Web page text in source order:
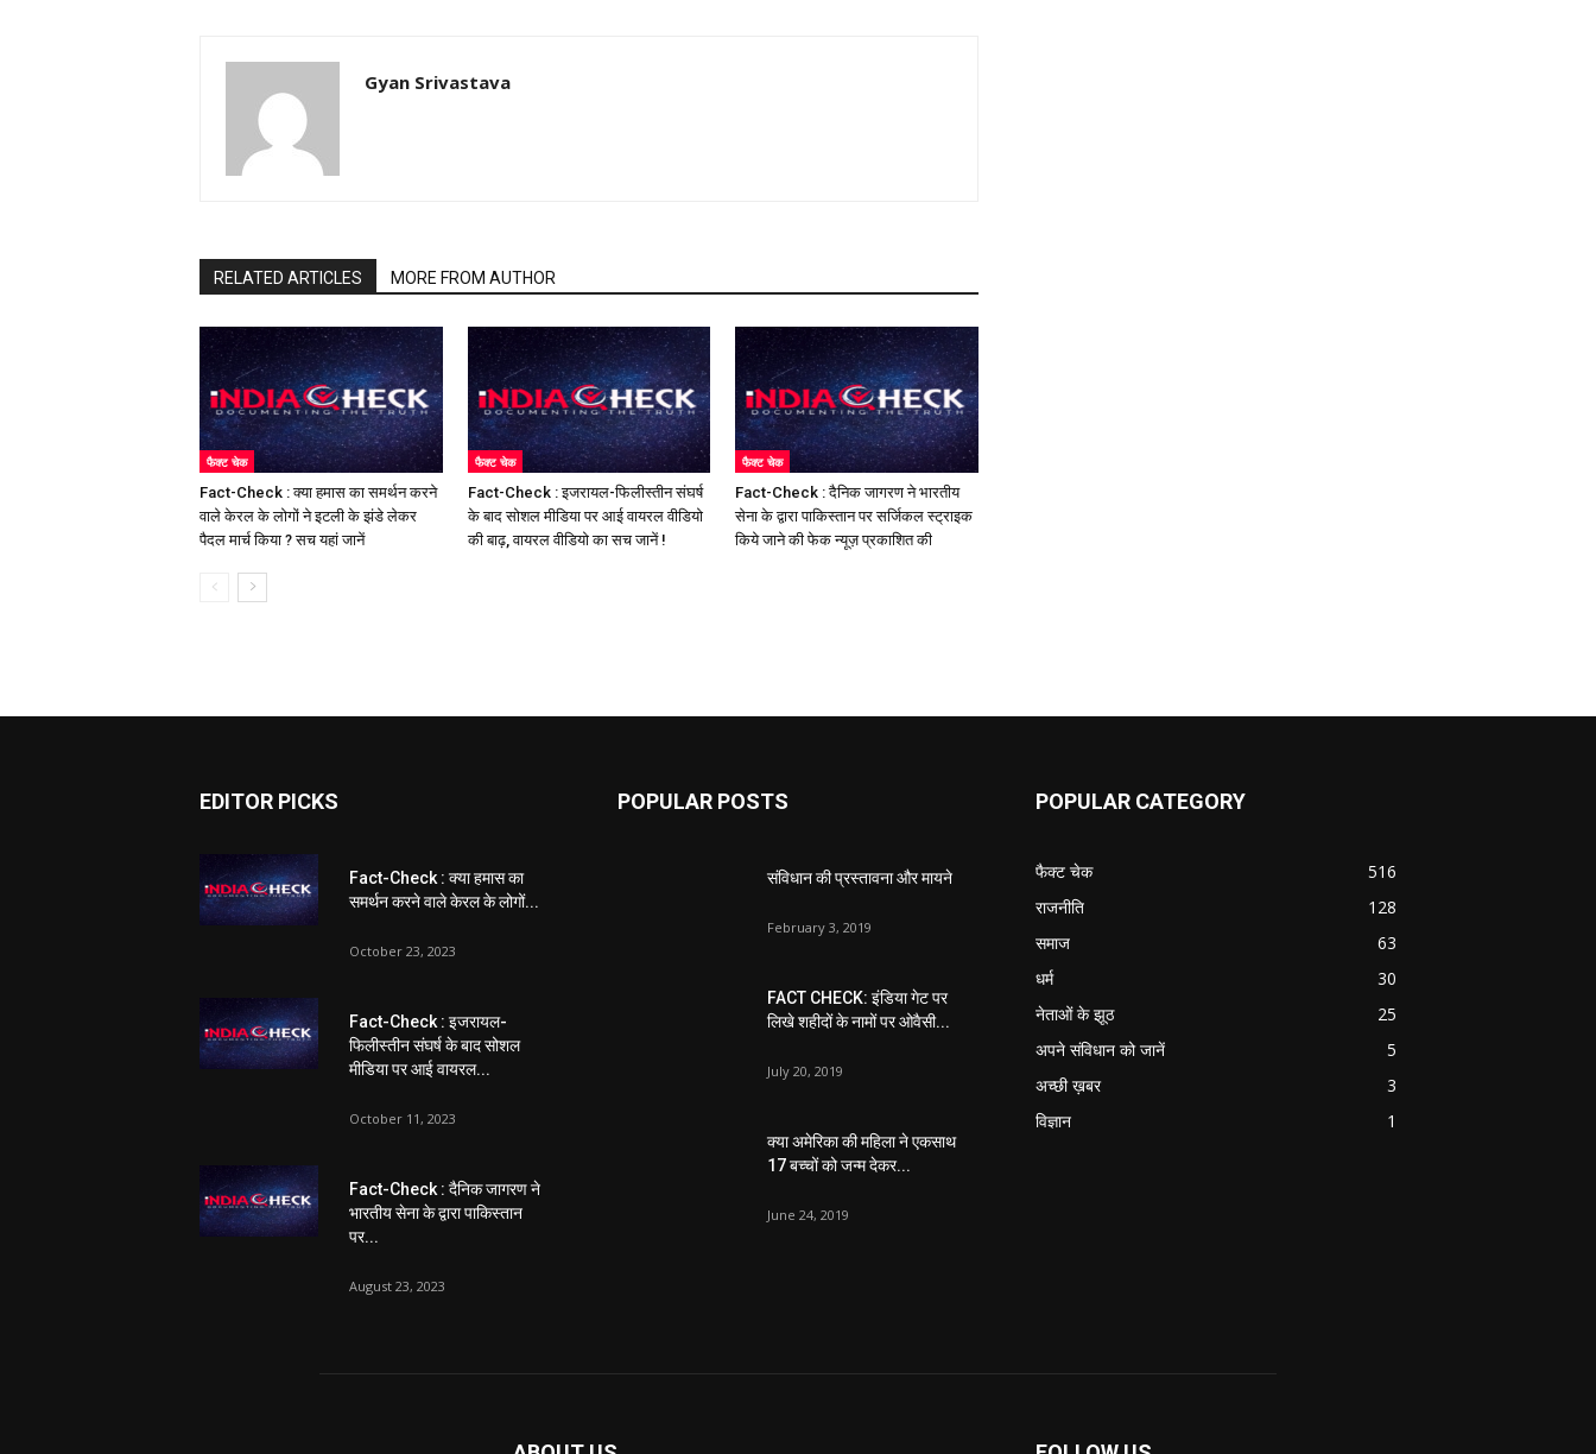
Gyan Srivastava
RELATED ARTICLES MORE FROM AUTHOR
फैक्ट चेक
Fact-Check : क्या हमास का समर्थन करने
वाले केरल के लोगों ने इटली के झंडे लेकर
पैदल मार्च किया ? सच यहां जानें
फैक्ट चेक
Fact-Check : इजरायल-फिलीस्तीन संघर्ष
के बाद सोशल मीडिया पर आई वायरल वीडियो
की बाढ़, वायरल वीडियो का सच जानें !
फैक्ट चेक
Fact-Check : दैनिक जागरण ने भारतीय
सेना के द्वारा पाकिस्तान पर सर्जिकल स्ट्राइक
किये जाने की फेक न्यूज़ प्रकाशित की
EDITOR PICKS
Fact-Check : क्या हमास का
समर्थन करने वाले केरल के लोगों...
October 23, 2023
Fact-Check : इजरायल-
फिलीस्तीन संघर्ष के बाद सोशल
मीडिया पर आई वायरल...
October 11, 2023
Fact-Check : दैनिक जागरण ने
भारतीय सेना के द्वारा पाकिस्तान
पर...
August 23, 2023
POPULAR POSTS
संविधान की प्रस्तावना और मायने
February 3, 2019
FACT CHECK: इंडिया गेट पर
लिखे शहीदों के नामों पर ओवैसी...
July 20, 2019
क्या अमेरिका की महिला ने एकसाथ
17 बच्चों को जन्म देकर...
June 24, 2019
POPULAR CATEGORY
फैक्ट चेक
516
राजनीति
128
समाज
63
धर्म
30
नेताओं के झूठ
25
अपने संविधान को जानें
5
अच्छी ख़बर
3
विज्ञान
1